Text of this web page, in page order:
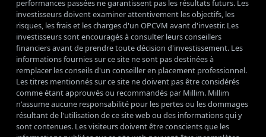
performances passées ne garantissent pas les résultats futurs. Les
investisseurs doivent examiner attentivement les objectifs, les
risques, les frais et les charges d'un OPCVM avant d'investir. Les
investisseurs sont encouragés à consulter leurs conseillers
financiers avant de prendre toute décision d'investissement. Les
informations fournies sur ce site ne sont pas destinées à
remplacer les conseils d'un conseiller en placement professionnel.
Les titres mentionnés sur ce site ne doivent pas être considérés
comme étant approuvés ou recommandés par Millim. Millim
n'assume aucune responsabilité pour les pertes ou les dommages
résultant de l'utilisation de ce site web ou des informations qui y
sont contenues. Les visiteurs doivent être conscients que les